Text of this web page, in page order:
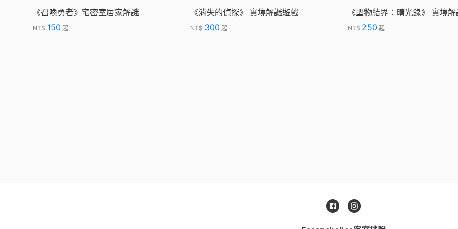
《召喚勇者》宅密室居家解謎
NT$ 150 起
《消失的偵探》 實境解謎遊戲
NT$ 300 起
《聖物結界：晴光錄》 實境
NT$ 250 起